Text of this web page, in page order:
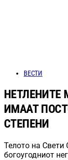
ВЕСТИ
НЕТЛЕНИТЕ
ИМААТ
СТЕПЕНИ
Телото на Свети
богоугодниот